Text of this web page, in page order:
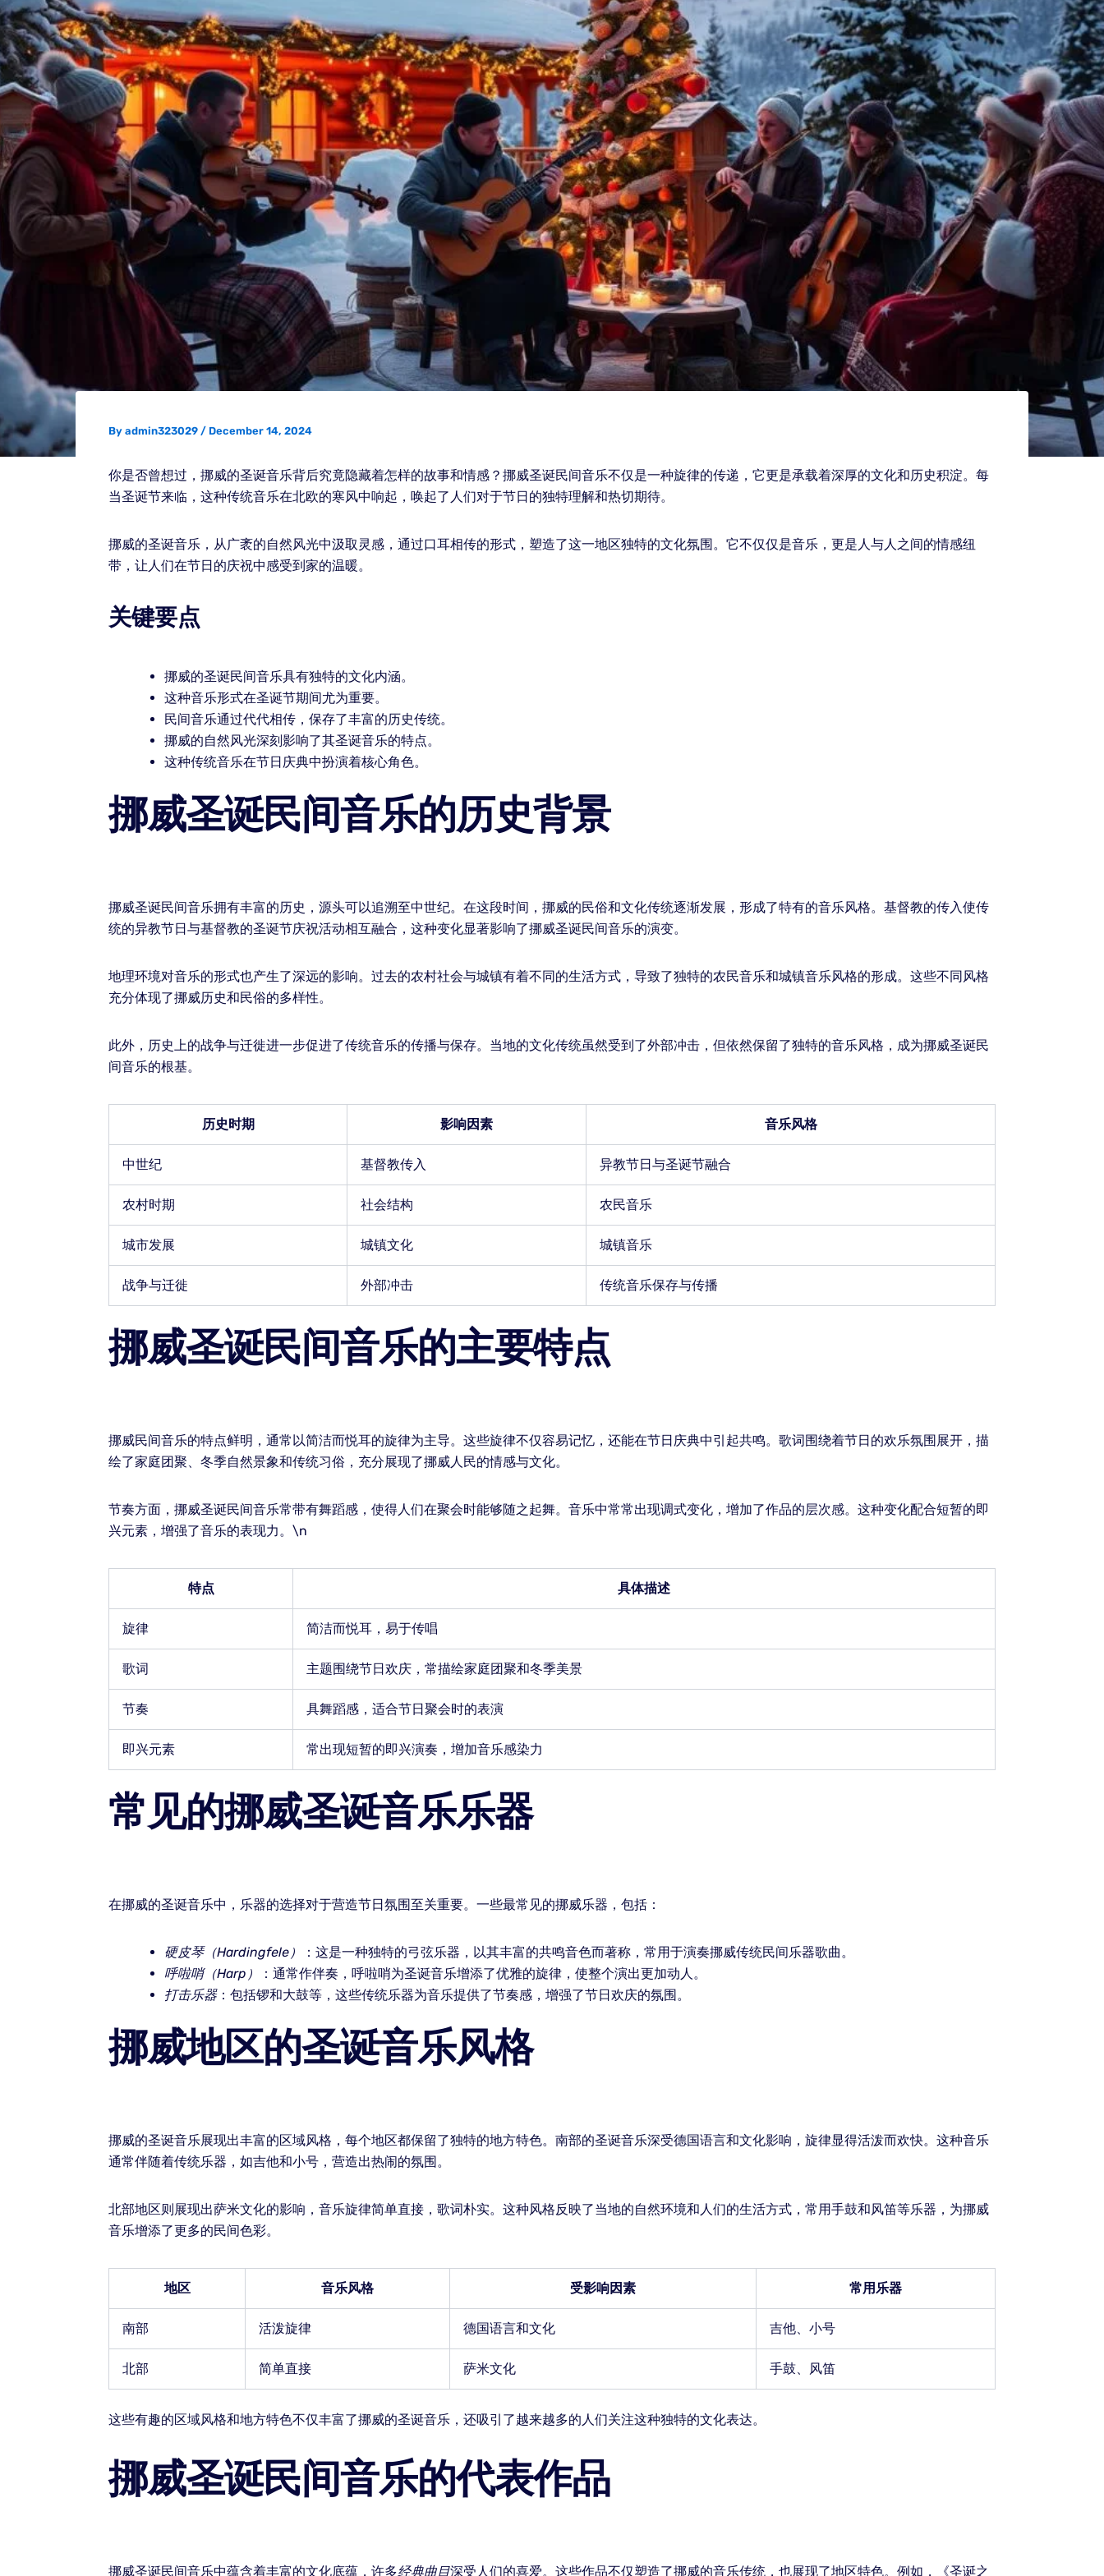
By admin323029 / December 14, 2024
你是否曾想过，挪威的圣诞音乐背后究竟隐藏着怎样的故事和情感？挪威圣诞民间音乐不仅是一种旋律的传递，它更是承载着深厚的文化和历史积淀。每
当圣诞节来临，这种传统音乐在北欧的寒风中响起，唤起了人们对于节日的独特理解和热切期待。
挪威的圣诞音乐，从广袤的自然风光中汲取灵感，通过口耳相传的形式，塑造了这一地区独特的文化氛围。它不仅仅是音乐，更是人与人之间的情感纽
带，让人们在节日的庆祝中感受到家的温暖。
关键要点
挪威的圣诞民间音乐具有独特的文化内涵。
这种音乐形式在圣诞节期间尤为重要。
民间音乐通过代代相传，保存了丰富的历史传统。
挪威的自然风光深刻影响了其圣诞音乐的特点。
这种传统音乐在节日庆典中扮演着核心角色。
挪威圣诞民间音乐的历史背景
挪威圣诞民间音乐拥有丰富的历史，源头可以追溯至中世纪。在这段时间，挪威的民俗和文化传统逐渐发展，形成了特有的音乐风格。基督教的传入使传
统的异教节日与基督教的圣诞节庆祝活动相互融合，这种变化显著影响了挪威圣诞民间音乐的演变。
地理环境对音乐的形式也产生了深远的影响。过去的农村社会与城镇有着不同的生活方式，导致了独特的农民音乐和城镇音乐风格的形成。这些不同风格
充分体现了挪威历史和民俗的多样性。
此外，历史上的战争与迁徙进一步促进了传统音乐的传播与保存。当地的文化传统虽然受到了外部冲击，但依然保留了独特的音乐风格，成为挪威圣诞民
间音乐的根基。
历史时期 影响因素 音乐风格
中世纪 基督教传入 异教节日与圣诞节融合
农村时期 社会结构 农民音乐
城市发展 城镇文化 城镇音乐
战争与迁徙 外部冲击 传统音乐保存与传播
挪威圣诞民间音乐的主要特点
挪威民间音乐的特点鲜明，通常以简洁而悦耳的旋律为主导。这些旋律不仅容易记忆，还能在节日庆典中引起共鸣。歌词围绕着节日的欢乐氛围展开，描
绘了家庭团聚、冬季自然景象和传统习俗，充分展现了挪威人民的情感与文化。
节奏方面，挪威圣诞民间音乐常带有舞蹈感，使得人们在聚会时能够随之起舞。音乐中常常出现调式变化，增加了作品的层次感。这种变化配合短暂的即
兴元素，增强了音乐的表现力。\n
特点 具体描述
旋律 简洁而悦耳，易于传唱
歌词 主题围绕节日欢庆，常描绘家庭团聚和冬季美景
节奏 具舞蹈感，适合节日聚会时的表演
即兴元素 常出现短暂的即兴演奏，增加音乐感染力
常见的挪威圣诞音乐乐器
在挪威的圣诞音乐中，乐器的选择对于营造节日氛围至关重要。一些最常见的挪威乐器，包括：
硬皮琴（Hardingfele）
：这是一种独特的弓弦乐器，以其丰富的共鸣音色而著称，常用于演奏挪威传统民间乐器歌曲。
呼啦哨（Harp）
：通常作伴奏，呼啦哨为圣诞音乐增添了优雅的旋律，使整个演出更加动人。
打击乐器：包括锣和大鼓等，这些传统乐器为音乐提供了节奏感，增强了节日欢庆的氛围。
挪威地区的圣诞音乐风格
挪威的圣诞音乐展现出丰富的区域风格，每个地区都保留了独特的地方特色。南部的圣诞音乐深受德国语言和文化影响，旋律显得活泼而欢快。这种音乐
通常伴随着传统乐器，如吉他和小号，营造出热闹的氛围。
北部地区则展现出萨米文化的影响，音乐旋律简单直接，歌词朴实。这种风格反映了当地的自然环境和人们的生活方式，常用手鼓和风笛等乐器，为挪威
音乐增添了更多的民间色彩。
地区 音乐风格 受影响因素 常用乐器
南部 活泼旋律 德国语言和文化 吉他、小号
北部 简单直接 萨米文化 手鼓、风笛
这些有趣的区域风格和地方特色不仅丰富了挪威的圣诞音乐，还吸引了越来越多的人们关注这种独特的文化表达。
挪威圣诞民间音乐的代表作品
挪威圣诞民间音乐中蕴含着丰富的文化底蕴，许多经典曲目深受人们的喜爱。这些作品不仅塑造了挪威的音乐传统，也展现了地区特色。例如，《圣诞之